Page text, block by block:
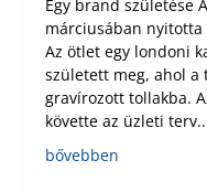
Egy brand születése
márciusában nyitotta
Az ötlet egy londoni
született meg, ahol a
gravírozott tollakba.
követte az üzleti
bővebben